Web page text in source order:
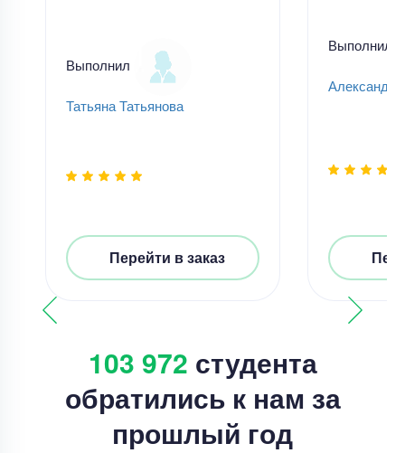
Выполнил
Татьяна Татьянова
Перейти в заказ
Выполнил
Александр
103 972 студента
обратились к нам за
прошлый год